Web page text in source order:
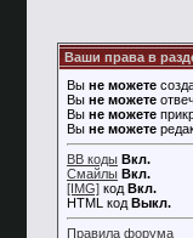
Ваши права в
Вы не можете
Вы не можете
Вы не можете
Вы не можете
BB коды Вкл.
Смайлы Вкл.
[IMG] код Вкл.
HTML код Выкл.
Правила форума